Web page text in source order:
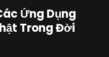
Ứng Dụng
Trong Đời